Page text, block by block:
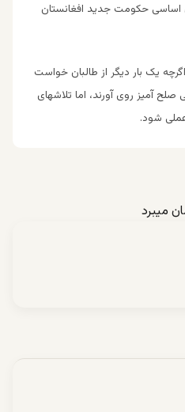
اساسی حکومت جدید افغانستان
یک بار دیگر از طالبان خواست
آمیز روی آورند، اما تلاشهای
شود.